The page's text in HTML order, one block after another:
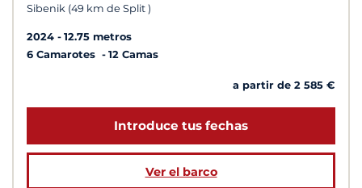
Sibenik (49 km de Split )
2024
12.75 metros
6 Camarotes
12 Camas
a partir de 2 585 €
Introduce tus fechas
Ver el barco